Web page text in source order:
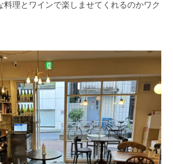
料理とワインで楽しませてくれるのかワク